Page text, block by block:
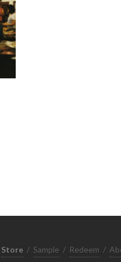
Store / Sample / Redeem /